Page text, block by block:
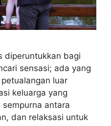
diperuntukkan bagi
sensasi; ada yang
luar
keluarga yang
antara
dan relaksasi untuk